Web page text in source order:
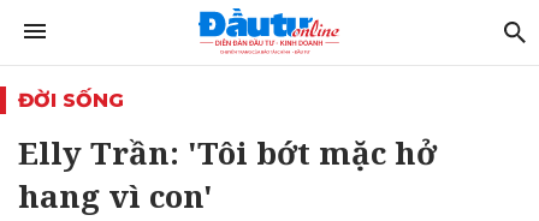
ĐỜI SỐNG
Elly Trần: 'Tôi bớt mặc hở
hang vì con'